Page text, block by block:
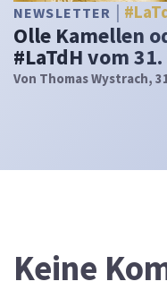
NEWSLETTER
Olle Kamellen
#LaTdH vom
Von Thomas Wystrach,
Keine